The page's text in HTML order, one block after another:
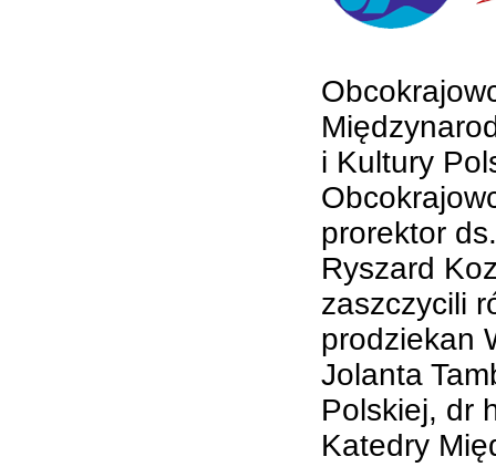
i Kultury
prorektor
Ryszard
zaszczycili
prodziekan
Jolanta
Polskiej, dr
Katedry